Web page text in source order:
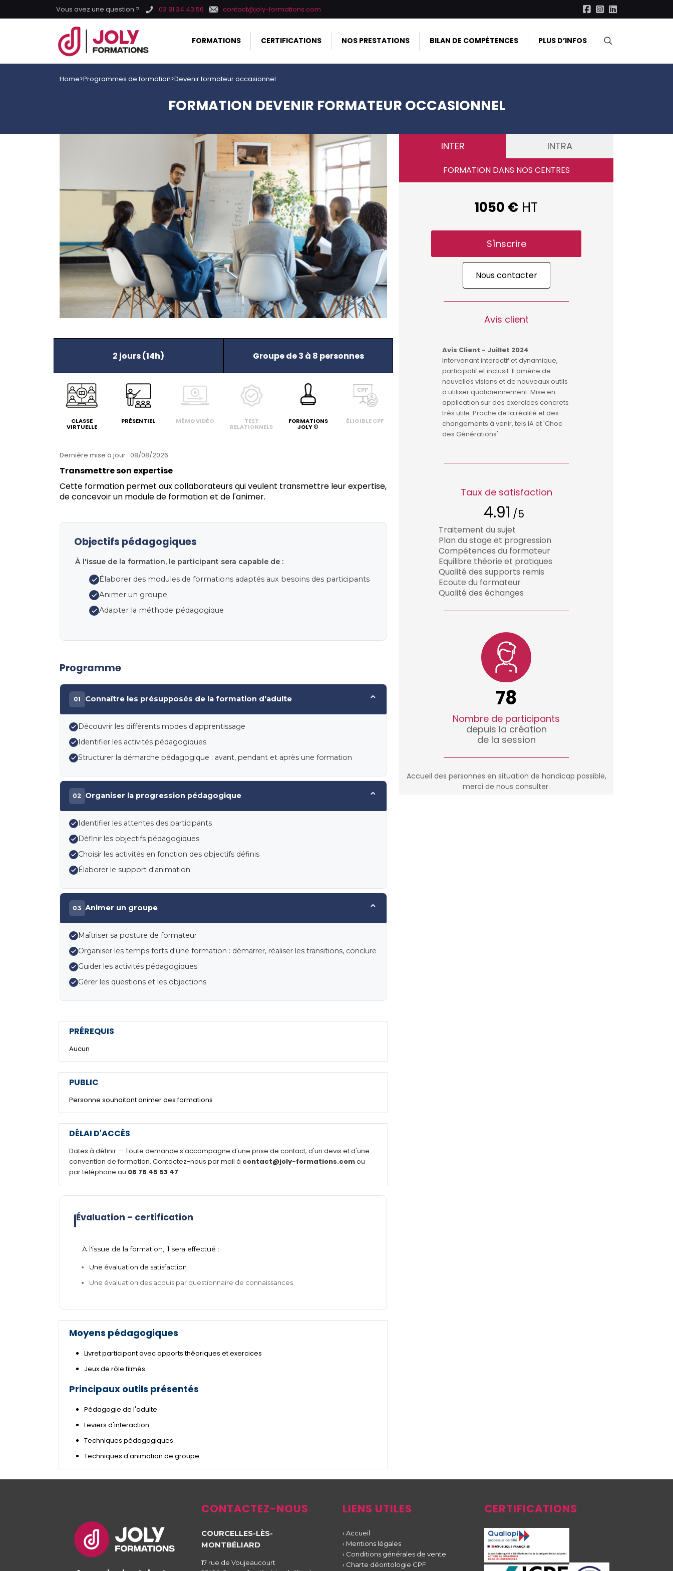
Vous avez une question ? 03 81 34 43 56 contact@joly-formations.com
FORMATIONS CERTIFICATIONS NOS PRESTATIONS BILAN DE COMPÉTENCES PLUS D’INFOS
Home>Programmes de formation>Devenir formateur occasionnel
FORMATION DEVENIR FORMATEUR OCCASIONNEL
2 jours (14h) Groupe de 3 à 8 personnes
CLASSE
VIRTUELLE
PRÉSENTIEL MÉMO VIDÉO TEST
RELATIONNELS
FORMATIONS
JOLY ©
ÉLIGIBLE CPF
Dernière mise à jour : 08/08/2026
Transmettre son expertise
Cette formation permet aux collaborateurs qui veulent transmettre leur expertise,
de concevoir un module de formation et de l'animer.
Objectifs pédagogiques
À l'issue de la formation, le participant sera capable de :
Élaborer des modules de formations adaptés aux besoins des participants
Animer un groupe
Adapter la méthode pédagogique
Programme
01 Connaître les présupposés de la formation d'adulte ⌄
Découvrir les différents modes d'apprentissage
Identifier les activités pédagogiques
Structurer la démarche pédagogique : avant, pendant et après une formation
02 Organiser la progression pédagogique ⌄
Identifier les attentes des participants
Définir les objectifs pédagogiques
Choisir les activités en fonction des objectifs définis
Élaborer le support d'animation
03 Animer un groupe ⌄
Maîtriser sa posture de formateur
Organiser les temps forts d'une formation : démarrer, réaliser les transitions, conclure
Guider les activités pédagogiques
Gérer les questions et les objections
PRÉREQUIS
Aucun
PUBLIC
Personne souhaitant animer des formations
DÉLAI D'ACCÈS
Dates à définir — Toute demande s'accompagne d'une prise de contact, d'un devis et d'une
convention de formation. Contactez-nous par mail à contact@joly-formations.comou
par téléphone au 06 76 45 53 47.
Évaluation - certification
À l'issue de la formation, il sera effectué :
Une évaluation de satisfaction
Une évaluation des acquis par questionnaire de connaissances
Moyens pédagogiques
Livret participant avec apports théoriques et exercices
Jeux de rôle filmés
Principaux outils présentés
Pédagogie de l'adulte
Leviers d'interaction
Techniques pédagogiques
Techniques d'animation de groupe
INTER INTRA
FORMATION DANS NOS CENTRES
1050 € HT
S'inscrire
Nous contacter
Avis client
Quels sont les points forts de cette
formation ? Le dynamisme et la
Avis Client - Octobre 2024
Formation dynamique et vivante. On se
sent capable d'appliquer les
méthodologies d'apprentissage actif.
Avis Client - Juillet 2024
Intervenant interactif et dynamique,
participatif et inclusif. Il amène de
nouvelles visions et de nouveaux outils
à utiliser quotidiennement. Mise en
application sur des exercices concrets
très utile. Proche de la réalité et des
changements à venir, tels IA et 'Choc
des Générations'
Taux de satisfaction
4.91 /5
Traitement du sujet
Plan du stage et progression
Compétences du formateur
Equilibre théorie et pratiques
Qualité des supports remis
Ecoute du formateur
Qualité des échanges
78
Nombre de participants
depuis la création
de la session
Accueil des personnes en situation de handicap possible,
merci de nous consulter.
CONTACTEZ-NOUS
COURCELLES-LÈS-
MONTBÉLIARD
17 rue de Voujeaucourt
LIENS UTILES
› Accueil
› Mentions légales
› Conditions générales de vente
› Charte déontologie CPF
CERTIFICATIONS